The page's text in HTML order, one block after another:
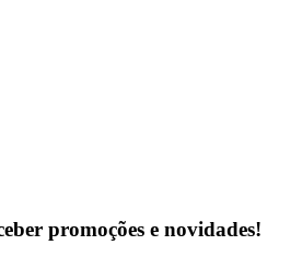
promoções e novidades!